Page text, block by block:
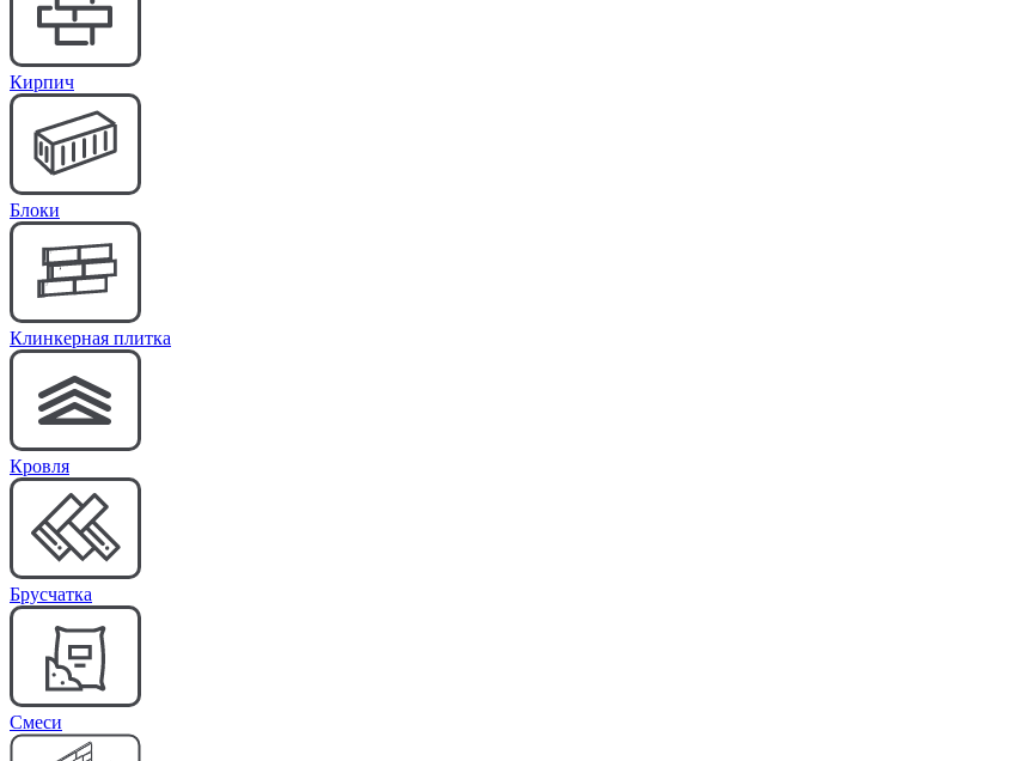
Кирпич
Блоки
Клинкерная плитка
Кровля
Брусчатка
Cмеси